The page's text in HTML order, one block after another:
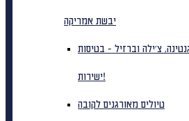
יבשת אמריקה
צ'ילה וברזיל - בטיסות
ישירות!
טיולים מאורגנים לקובה